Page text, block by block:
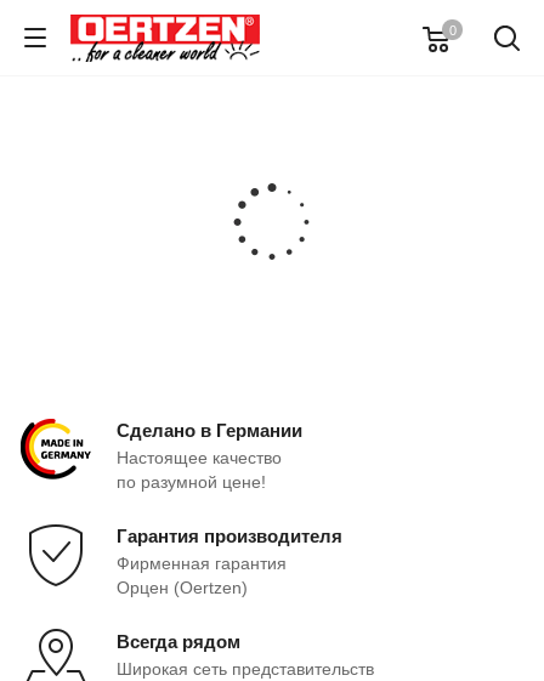
0
Сделано в Германии
Настоящее качество
по разумной цене!
Гарантия производителя
Фирменная гарантия
Орцен (Oertzen)
Всегда рядом
Широкая сеть представительств